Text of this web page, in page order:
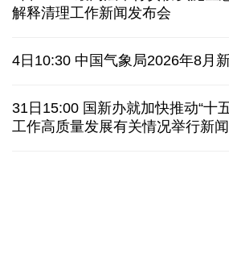
我国学者发现银河系外围气体盘
解释清理工作新闻发布会
4日10:30 中国气象局2026年8月
31日15:00 国新办就加快推动“十
工作高质量发展有关情况举行新